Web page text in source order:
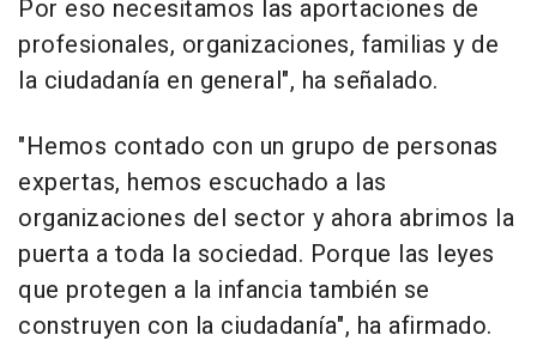
Por eso necesitamos las aportaciones de
profesionales, organizaciones, familias y de
la ciudadanía en general", ha señalado.
"Hemos contado con un grupo de personas
expertas, hemos escuchado a las
organizaciones del sector y ahora abrimos la
puerta a toda la sociedad. Porque las leyes
que protegen a la infancia también se
construyen con la ciudadanía", ha afirmado.